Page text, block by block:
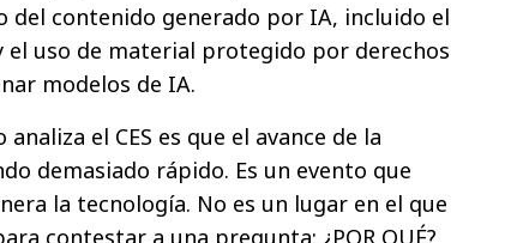
del contenido generado por IA, incluido el
el uso de material protegido por derechos
modelos de IA.
el CES es que el avance de la
demasiado rápido. Es un evento que
la tecnología. No es un lugar en el que